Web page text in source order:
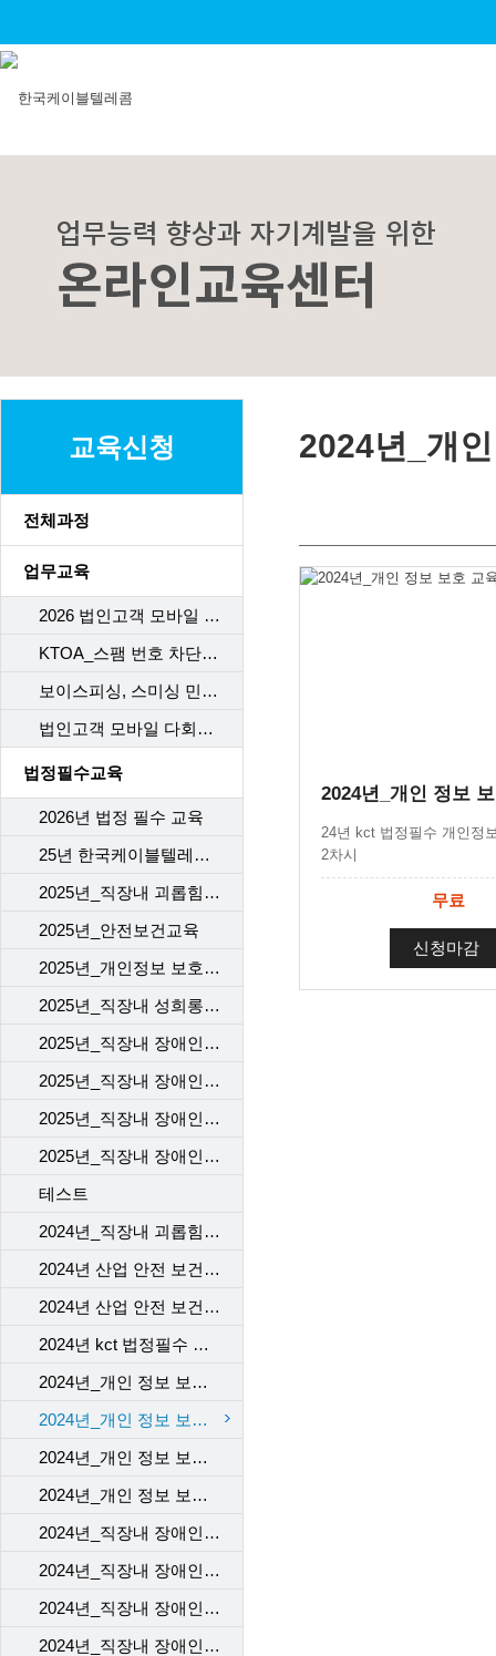
교육신청
전체과정
업무교육
2026 법인고객 모바일 다회선 구비서류
KTOA_스팸 번호 차단 시스템
보이스피싱, 스미싱 민원 응대 Process
법인고객 모바일 다회선 가이드라인 개정
법정필수교육
2026년 법정 필수 교육
25년 한국케이블텔레콤 (개인)정보보호교육
2025년_직장내 괴롭힘 예방
2025년_안전보건교육
2025년_개인정보 보호 교육
2025년_직장내 성희롱 예방 교육
2025년_직장내 장애인 인식 개선 교육_1차
2025년_직장내 장애인 인식 개선 교육_2차
2025년_직장내 장애인 인식 개선 교육_3차
2025년_직장내 장애인 인식 개선 교육_4차
테스트
2024년_직장내 괴롭힘 예방 교육
2024년 산업 안전 보건 교육_근골격계질환 예방 맨손 스트레칭
2024년 산업 안전 보건 교육_뇌심혈관계 질환 관리
2024년 kct 법정필수 직장 내 성희롱예방교육
2024년_개인 정보 보호 교육_1차
2024년_개인 정보 보호 교육_2차
2024년_개인 정보 보호 교육_3차
2024년_개인 정보 보호 교육_4차
2024년_직장내 장애인 인식 개선 교육_1차
2024년_직장내 장애인 인식 개선 교육_2차
2024년_직장내 장애인 인식 개선 교육_3차
2024년_직장내 장애인 인식 개선 교육_4차
2024년_개
24년 kct 법정필수 개인정
2차시
무료
신청마감